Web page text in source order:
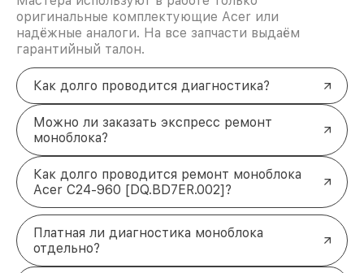
оригинальные комплектующие Acer или
надёжные аналоги. На все запчасти выдаём
гарантийный талон.
Как долго проводится диагностика?
Можно ли заказать экспресс ремонт
моноблока?
Как долго проводится ремонт моноблока
Acer C24-960 [DQ.BD7ER.002]?
Платная ли диагностика моноблока
отдельно?